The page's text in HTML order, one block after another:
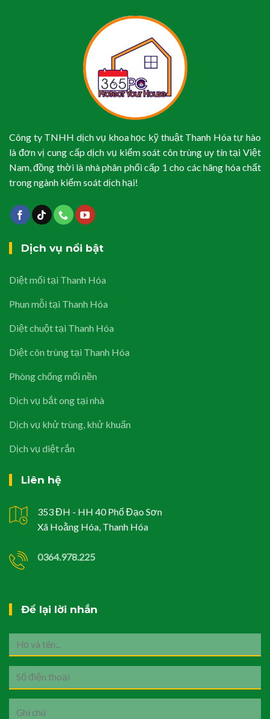
Công ty TNHH dịch vụ khoa học kỹ thuật Thanh Hóa tự hào
là đơn vị cung cấp dịch vụ kiểm soát côn trùng uy tín tại Việt
Nam, đồng thời là nhà phân phối cấp 1 cho các hãng hóa chất
trong ngành kiểm soát dịch hại!
Dịch vụ nổi bật
Diệt mối tại Thanh Hóa
Phun mỗi tại Thanh Hóa
Diệt chuột tại Thanh Hóa
Diệt côn trùng tại Thanh Hóa
Phòng chống mối nền
Dịch vụ bắt ong tại nhà
Dịch vụ khử trùng, khử khuẩn
Dịch vụ diệt rắn
Liên hệ
353 ĐH - HH 40 Phố Đạo Sơn
Xã Hoằng Hóa, Thanh Hóa
0364.978.225
Để lại lời nhắn